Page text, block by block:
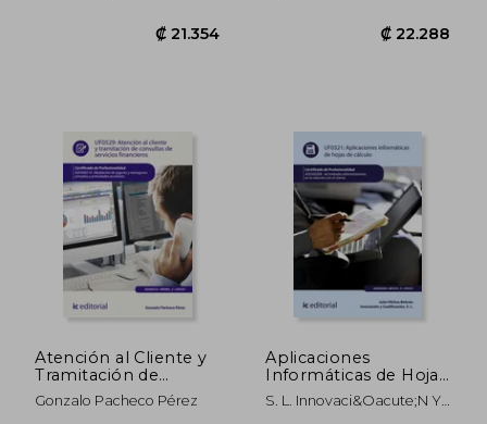
Atención al Cliente y
Tramitación de
Consultas de Servicios
Financieros.
Gonzalo Pacheco Pérez
Aplicaciones
Informáticas de Hojas
de Cálculo. Adgg0208
- Actividades
S. L. Innovaci&Oacute;N Y